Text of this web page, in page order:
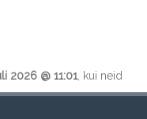
2026 @ 11:01, kui neid